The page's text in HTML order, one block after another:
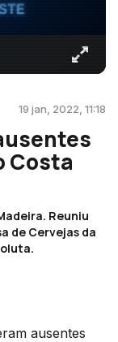
19 jan, 2022, 11:18
Costa
Reuniu
de Cervejas da
ausentes